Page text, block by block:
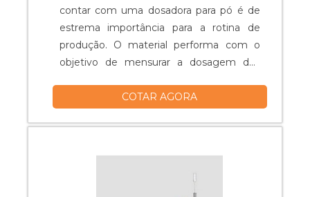
contar com uma dosadora para pó é de
estrema importância para a rotina de
produção. O material performa com o
objetivo de mensurar a dosagem dos
prática e eficiente, sem erros. A dosadora
o volume dos materiais embalados, de
COTAR AGORA